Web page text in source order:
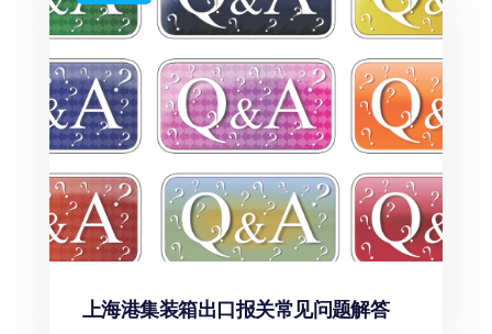
上海港集装箱出口报关常见问题解答